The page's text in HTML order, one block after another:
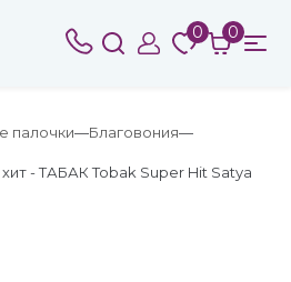
0 0
палочки
Благовония
- ТАБАК Tobak Super Hit Satya